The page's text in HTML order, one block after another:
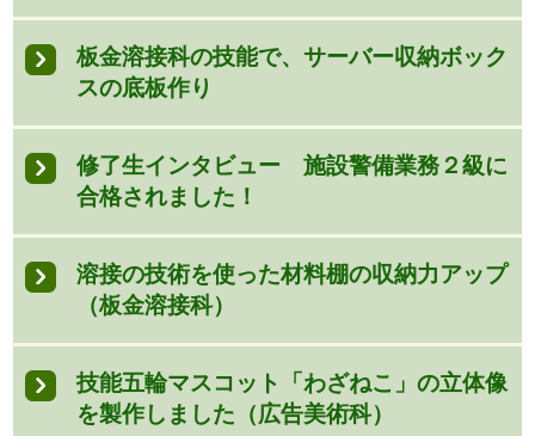
板金溶接科の技能で、サーバー収納ボック
スの底板作り
修了生インタビュー 施設警備業務２級に
合格されました！
溶接の技術を使った材料棚の収納力アップ
（板金溶接科）
技能五輪マスコット「わざねこ」の立体像
を製作しました（広告美術科）